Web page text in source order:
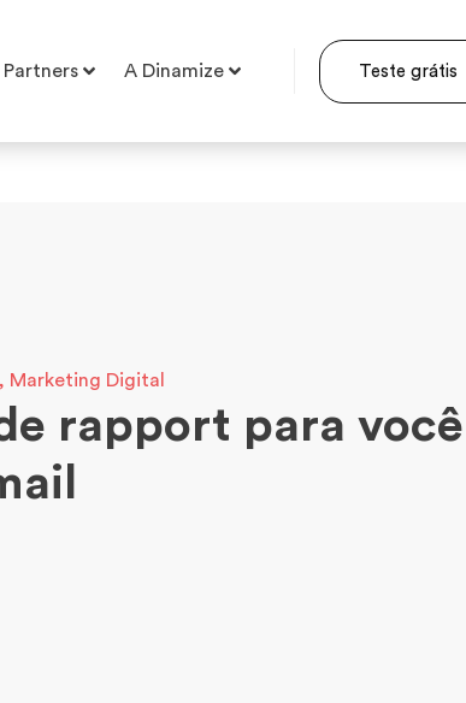
Partners A Dinamize Teste grátis
, Marketing Digital
rapport para você